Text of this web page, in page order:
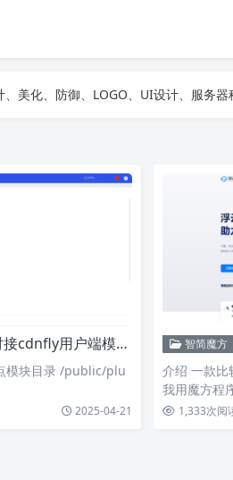
图片API、高清风景壁纸API、网易云热
美化、防御、LOGO、UI设计、服务
美化、防御、LOGO、UI设计、服务
用户端模块插件
模块目录 /public/plu
2025-04-21
智简魔方
介绍 一款
我用魔方程
用响应…
1,333次阅